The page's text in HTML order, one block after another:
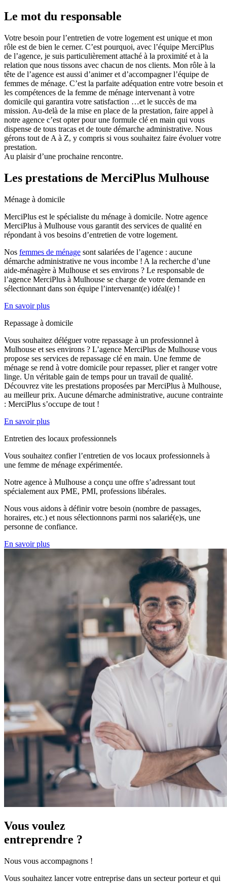
Le mot du responsable
Votre besoin pour l’entretien de votre logement est unique et mon
rôle est de bien le cerner. C’est pourquoi, avec l’équipe MerciPlus
de l’agence, je suis particulièrement attaché à la proximité et à la
relation que nous tissons avec chacun de nos clients. Mon rôle à la
tête de l’agence est aussi d’animer et d’accompagner l’équipe de
femmes de ménage. C’est la parfaite adéquation entre votre besoin et
les compétences de la femme de ménage intervenant à votre
domicile qui garantira votre satisfaction …et le succès de ma
mission. Au-delà de la mise en place de la prestation, faire appel à
notre agence c’est opter pour une formule clé en main qui vous
dispense de tous tracas et de toute démarche administrative. Nous
gérons tout de A à Z, y compris si vous souhaitez faire évoluer votre
prestation.
Au plaisir d’une prochaine rencontre.
Les prestations de MerciPlus Mulhouse
Ménage à domicile
MerciPlus est le spécialiste du ménage à domicile. Notre agence
MerciPlus à Mulhouse vous garantit des services de qualité en
répondant à vos besoins d’entretien de votre logement.
Nos femmes de ménage sont salariées de l’agence : aucune
démarche administrative ne vous incombe ! A la recherche d’une
aide-ménagère à Mulhouse et ses environs ? Le responsable de
l’agence MerciPlus à Mulhouse se charge de votre demande en
sélectionnant dans son équipe l’intervenant(e) idéal(e) !
En savoir plus
Repassage à domicile
Vous souhaitez déléguer votre repassage à un professionnel à
Mulhouse et ses environs ? L’agence MerciPlus de Mulhouse vous
propose ses services de repassage clé en main. Une femme de
ménage se rend à votre domicile pour repasser, plier et ranger votre
linge. Un véritable gain de temps pour un travail de qualité.
Découvrez vite les prestations proposées par MerciPlus à Mulhouse,
au meilleur prix. Aucune démarche administrative, aucune contrainte
: MerciPlus s’occupe de tout !
En savoir plus
Entretien des locaux professionnels
Vous souhaitez confier l’entretien de vos locaux professionnels à
une femme de ménage expérimentée.
Notre agence à Mulhouse a conçu une offre s’adressant tout
spécialement aux PME, PMI, professions libérales.
Nous vous aidons à définir votre besoin (nombre de passages,
horaires, etc.) et nous sélectionnons parmi nos salarié(e)s, une
personne de confiance.
En savoir plus
Vous voulez
entreprendre ?
Nous vous accompagnons !
Vous souhaitez lancer votre entreprise dans un secteur porteur et qui